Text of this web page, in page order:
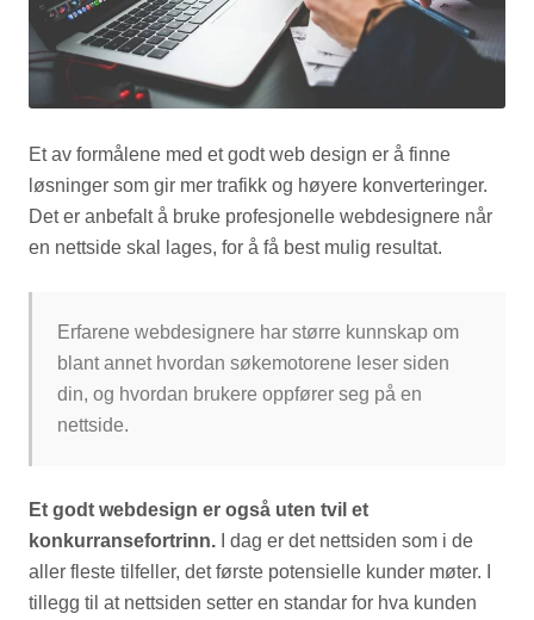
Et av formålene med et godt web design er å finne
løsninger som gir mer trafikk og høyere konverteringer.
Det er anbefalt å bruke profesjonelle webdesignere når
en nettside skal lages, for å få best mulig resultat.
Erfarene webdesignere har større kunnskap om
blant annet hvordan søkemotorene leser siden
din, og hvordan brukere oppfører seg på en
nettside.
Et godt webdesign er også uten tvil et
konkurransefortrinn. I dag er det nettsiden som i de
aller fleste tilfeller, det første potensielle kunder møter. I
tillegg til at nettsiden setter en standar for hva kunden